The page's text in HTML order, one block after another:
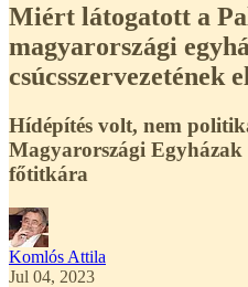
Miért látogatott a
magyarországi
csúcsszervezetének
Hídépítés volt, nem
Magyarországi
főtitkára
Komlós Attila
Jul 04, 2023